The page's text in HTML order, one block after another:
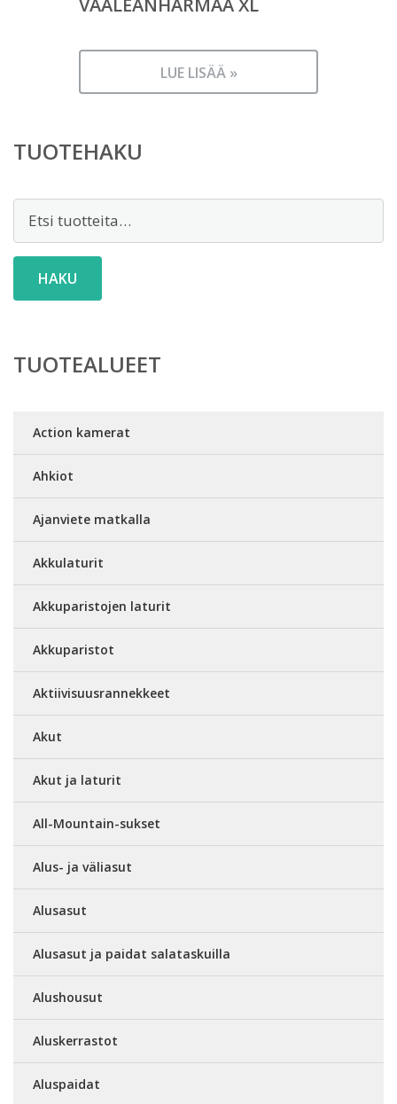
LUE LISÄÄ »
TUOTEHAKU
Etsi:
HAKU
TUOTEALUEET
Action kamerat
Ahkiot
Ajanviete matkalla
Akkulaturit
Akkuparistojen laturit
Akkuparistot
Aktiivisuusrannekkeet
Akut
Akut ja laturit
All-Mountain-sukset
Alus- ja väliasut
Alusasut
Alusasut ja paidat salataskuilla
Alushousut
Aluskerrastot
Aluspaidat